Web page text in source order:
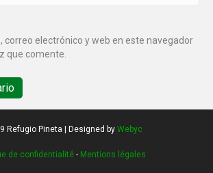
correo electrónico y web en este navegador
que comente.
Refugio Pineta | Designed by Webyc
de confidentialité - Mentions légales